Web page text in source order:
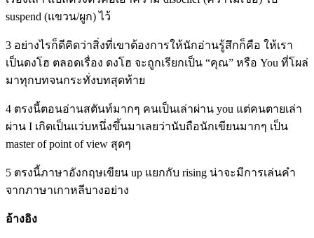
suspend (แขวน/ผูก) ไว้
3 อย่างไรก็ดีคิดว่าสิ่งที่เขาต้องการให้นักอ่านรู้สึกก็คือ ให้เรา
เป็นดงโฮ ตลอดเรื่อง ดงโฮ จะถูกเรียกเป็น “คุณ” หรือ You ที่โผล่
มาทุกบทจนกระทั่งบทสุดท้าย
4 ตรงนี้ตอนอ่านสตันท์มากๆ คนเป็นเล่าผ่าน you แต่คนตายเล่า
ผ่าน I เกิดเป็นแว่บหนึ่งขึ้นมาเลยว่านับถือนักเขียนมากๆ เป็น
master of point of view สุดๆ
5 ตรงนี้ภาษาอังกฤษเขียน up แยกกับ rising น่าจะมีการเล่นคำ
จากภาษาเกาหลีบางอย่าง
อ้างอิง